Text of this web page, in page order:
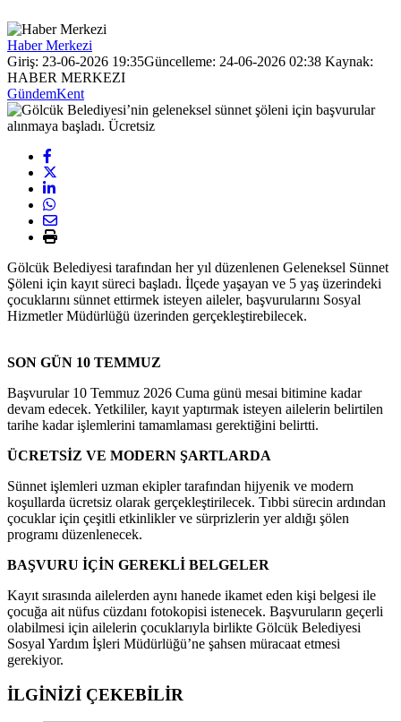
Haber Merkezi
Giriş: 23-06-2026 19:35Güncelleme: 24-06-2026 02:38 Kaynak:
HABER MERKEZI
GündemKent
Gölcük Belediyesi tarafından her yıl düzenlenen Geleneksel Sünnet
Şöleni için kayıt süreci başladı. İlçede yaşayan ve 5 yaş üzerindeki
çocuklarını sünnet ettirmek isteyen aileler, başvurularını Sosyal
Hizmetler Müdürlüğü üzerinden gerçekleştirebilecek.
SON GÜN 10 TEMMUZ
Başvurular 10 Temmuz 2026 Cuma günü mesai bitimine kadar
devam edecek. Yetkililer, kayıt yaptırmak isteyen ailelerin belirtilen
tarihe kadar işlemlerini tamamlaması gerektiğini belirtti.
ÜCRETSİZ VE MODERN ŞARTLARDA
Sünnet işlemleri uzman ekipler tarafından hijyenik ve modern
koşullarda ücretsiz olarak gerçekleştirilecek. Tıbbi sürecin ardından
çocuklar için çeşitli etkinlikler ve sürprizlerin yer aldığı şölen
programı düzenlenecek.
BAŞVURU İÇİN GEREKLİ BELGELER
Kayıt sırasında ailelerden aynı hanede ikamet eden kişi belgesi ile
çocuğa ait nüfus cüzdanı fotokopisi istenecek. Başvuruların geçerli
olabilmesi için ailelerin çocuklarıyla birlikte Gölcük Belediyesi
Sosyal Yardım İşleri Müdürlüğü’ne şahsen müracaat etmesi
gerekiyor.
İLGİNİZİ ÇEKEBİLİR